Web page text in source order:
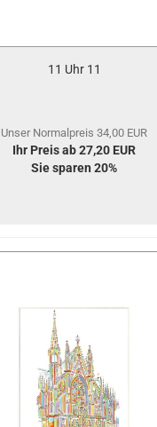
11 Uhr 11
Unser Normalpreis 34,00 EUR
Ihr Preis ab 27,20 EUR
Sie sparen 20%